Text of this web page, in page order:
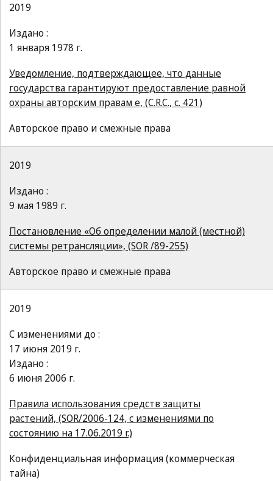
2019
Издано :
1 января 1978 г.
Уведомление, подтверждающее, что данные
государства гарантируют предоставление равной
охраны авторским правам e, (C.R.C., c. 421)
Авторское право и смежные права
2019
Издано :
9 мая 1989 г.
Постановление «Об определении малой (местной)
системы ретрансляции», (SOR /89-255)
Авторское право и смежные права
2019
С изменениями до :
17 июня 2019 г.
Издано :
6 июня 2006 г.
Правила использования средств защиты
растений, (SOR/2006-124, с изменениями по
состоянию на 17.06.2019 r.)
Конфиденциальная информация (коммерческая
тайна)